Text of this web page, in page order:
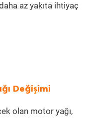
az yakıta ihtiyaç
Değişimi
olan motor yağı,